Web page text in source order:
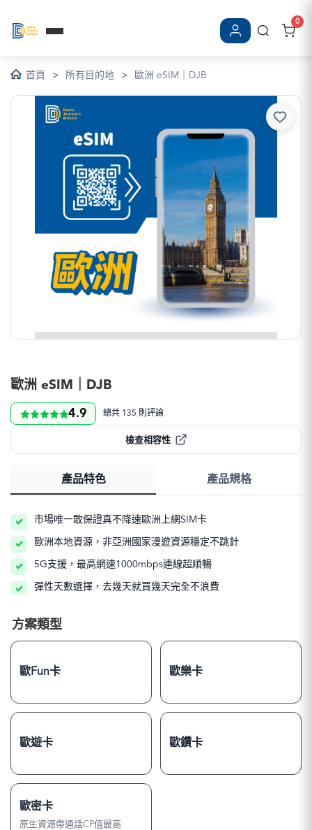
登入/註冊
0
首頁 > 所有目的地 > 歐洲 eSIM｜DJB
歐洲 eSIM｜DJB
4.9 總共 135 則評論
檢查相容性
產品特色 產品規格
市場唯一敢保證真不降速歐洲上網SIM卡
歐洲本地資源，非亞洲國家漫遊資源穩定不跳針
5G支援，最高網速1000mbps連線超順暢
彈性天數選擇，去幾天就買幾天完全不浪費
方案類型
歐Fun卡 歐樂卡
歐遊卡 歐鑽卡
歐密卡
原生資源帶通話CP值最高